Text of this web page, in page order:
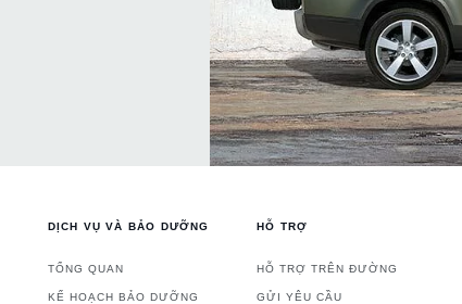
DỊCH VỤ VÀ BẢO DƯỠNG
TỔNG QUAN
KẾ HOẠCH BẢO DƯỠNG
HỖ TRỢ
HỖ TRỢ TRÊN ĐƯỜNG
GỬI YÊU CẦU